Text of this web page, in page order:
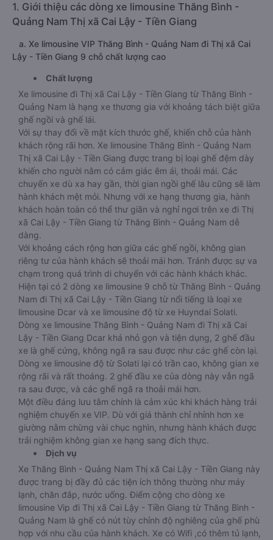
1. Giới thiệu các dòng xe limousine Thăng Bình -
Quảng Nam Thị xã Cai Lậy - Tiền Giang
a. Xe limousine VIP Thăng Bình - Quảng Nam đi Thị xã Cai
Lậy - Tiền Giang 9 chỗ chất lượng cao
Chất lượng
Xe limousine đi Thị xã Cai Lậy - Tiền Giang từ Thăng Bình -
Quảng Nam là hạng xe thương gia với khoảng tách biệt giữa
ghế ngồi và ghế lái.
Với sự thay đổi về mặt kích thước ghế, khiến chỗ của hành
khách rộng rãi hơn. Xe limousine Thăng Bình - Quảng Nam
Thị xã Cai Lậy - Tiền Giang được trang bị loại ghế đệm dày
khiến cho người nằm có cảm giác êm ái, thoải mái. Các
chuyến xe dù xa hay gần, thời gian ngồi ghế lâu cũng sẽ làm
hành khách mệt mỏi. Nhưng với xe hạng thương gia, hành
khách hoàn toàn có thể thư giãn và nghỉ ngơi trên xe đi Thị
xã Cai Lậy - Tiền Giang từ Thăng Bình - Quảng Nam dễ
dàng.
Với khoảng cách rộng hơn giữa các ghế ngồi, không gian
riêng tư của hành khách sẽ thoải mái hơn. Tránh được sự va
chạm trong quá trình di chuyển với các hành khách khác.
Hiện tại có 2 dòng xe limousine 9 chỗ từ Thăng Bình - Quảng
Nam đi Thị xã Cai Lậy - Tiền Giang từ nổi tiếng là loại xe
limousine Dcar và xe limousine độ từ xe Huyndai Solati.
Dòng xe limousine Thăng Bình - Quảng Nam đi Thị xã Cai
Lậy - Tiền Giang Dcar khá nhỏ gọn và tiện dụng, 2 ghế đầu
xe là ghế cứng, không ngã ra sau được như các ghế còn lại.
Dòng xe limousine độ từ Solati lại có trần cao, không gian xe
rộng rãi và rất thoáng. 2 ghế đầu xe của dòng này vẫn ngã
ra sau được, và các ghế ngã ra thoải mái hơn.
Một điều đáng lưu tâm chính là cảm xúc khi khách hàng trải
nghiệm chuyến xe VIP. Dù với giá thành chỉ nhỉnh hơn xe
giường nằm chừng vài chục nghìn, nhưng hành khách được
trải nghiệm không gian xe hạng sang đích thực.
Dịch vụ
Xe Thăng Bình - Quảng Nam Thị xã Cai Lậy - Tiền Giang này
được trang bị đầy đủ các tiện ích thông thường như máy
lạnh, chăn đắp, nước uống. Điểm cộng cho dòng xe
limousine Vip đi Thị xã Cai Lậy - Tiền Giang từ Thăng Bình -
Quảng Nam là ghế có nút tùy chỉnh độ nghiêng của ghế phù
hợp với nhu cầu của hành khách. Xe có Wifi ,có thêm tủ lạnh,